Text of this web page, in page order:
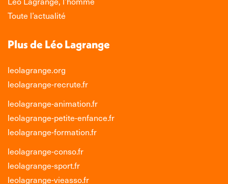
fenêtrefenêtrefenêtrefenêtre
Toute l’actualité
Plus de Léo Lagrange
leolagrange.org
leolagrange-recrute.fr
leolagrange-animation.fr
leolagrange-petite-enfance.fr
leolagrange-formation.fr
leolagrange-conso.fr
leolagrange-sport.fr
leolagrange-vieasso.fr